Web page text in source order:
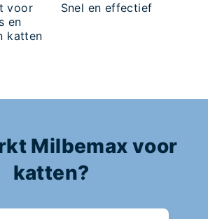
voor
en
katten
Snel en effectief
Milbemax voor
katten?